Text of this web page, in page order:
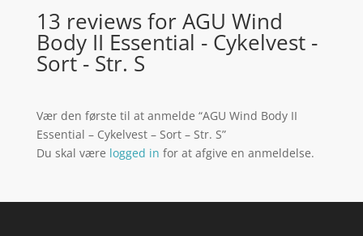
13 reviews forAGU Wind
Body II Essential - Cykelvest -
Sort - Str. S
Vær den første til at anmelde “AGU Wind Body II
Essential – Cykelvest – Sort – Str. S”
Du skal være logged in for at afgive en anmeldelse.